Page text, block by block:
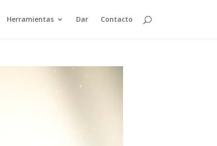
Herramientas Dar Contacto